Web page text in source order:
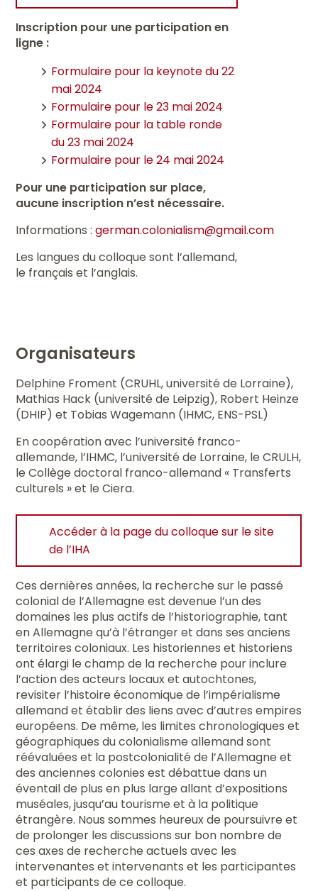
Inscription pour une participation en
ligne :
Formulaire pour la keynote du 22
mai 2024
Formulaire pour le 23 mai 2024
Formulaire pour la table ronde
du 23 mai 2024
Formulaire pour le 24 mai 2024
Pour une participation sur place,
aucune inscription n’est nécessaire.
Informations :german.colonialism@gmail.com
Les langues du colloque sont l’allemand,
le français et l’anglais.
Organisateurs
Delphine Froment (CRUHL, université de Lorraine),
Mathias Hack (université de Leipzig), Robert Heinze
(DHIP) et Tobias Wagemann (IHMC, ENS-PSL)
En coopération avec l’université franco-
allemande, l’IHMC, l’université de Lorraine, le CRULH,
le Collège doctoral franco-allemand « Transferts
culturels » et le Ciera.
Accéder à la page du colloque sur le site
de l’IHA
Ces dernières années, la recherche sur le passé
colonial de l’Allemagne est devenue l’un des
domaines les plus actifs de l’historiographie, tant
en Allemagne qu’à l’étranger et dans ses anciens
territoires coloniaux. Les historiennes et historiens
ont élargi le champ de la recherche pour inclure
l’action des acteurs locaux et autochtones,
revisiter l’histoire économique de l’impérialisme
allemand et établir des liens avec d’autres empires
européens. De même, les limites chronologiques et
géographiques du colonialisme allemand sont
réévaluées et la postcolonialité de l’Allemagne et
des anciennes colonies est débattue dans un
éventail de plus en plus large allant d’expositions
muséales, jusqu’au tourisme et à la politique
étrangère. Nous sommes heureux de poursuivre et
de prolonger les discussions sur bon nombre de
ces axes de recherche actuels avec les
intervenantes et intervenants et les participantes
et participants de ce colloque.